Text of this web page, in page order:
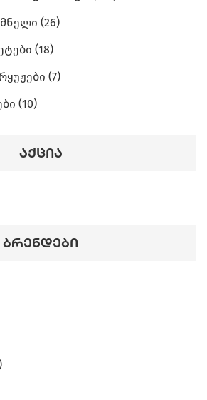
(26)
(18)
(7)
(10)
აქცია
ბრენდები